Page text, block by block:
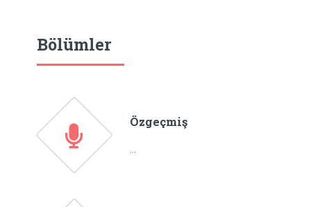
Bölümler
Özgeçmiş
...